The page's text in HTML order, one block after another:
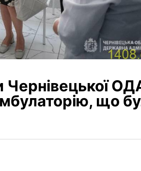
Чернівецької
що